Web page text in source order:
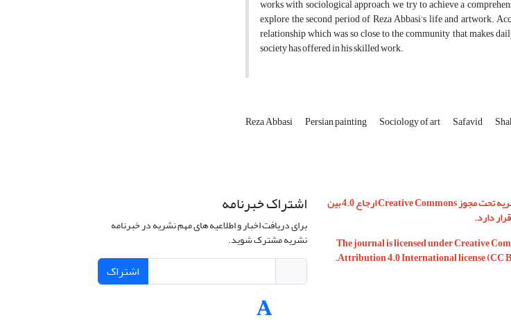
works with sociological approach, we try to achieve a
explore the second period of Reza Abbasi’s life and artwork.
relationship which was so close to the community that makes
society has offered in his skilled work.
Reza Abbasi Persian painting Sociology of art Safavid
این نشریه تحت مجوز Creative Commons ارجاع 4.0 بین
دارد.
The journal is licensed under Creative
Attribution 4.0 International license (CC
اشتراک خبرنامه
برای دریافت اخبار و اطلاعیه های مهم نشریه در خبرنامه
نشریه مشترک شوید.
اشتراک